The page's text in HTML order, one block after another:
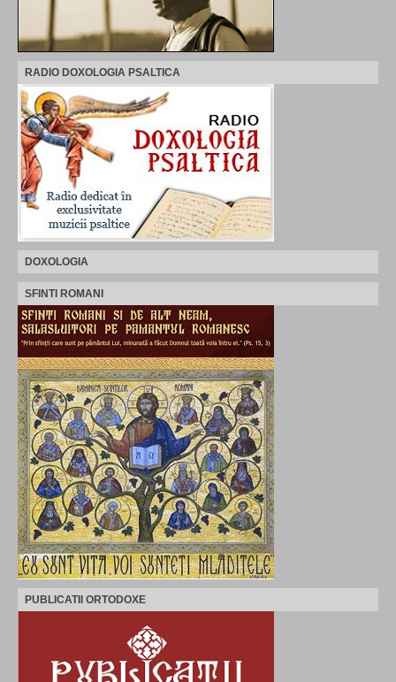
RADIO DOXOLOGIA PSALTICA
DOXOLOGIA
SFINTI ROMANI
PUBLICATII ORTODOXE